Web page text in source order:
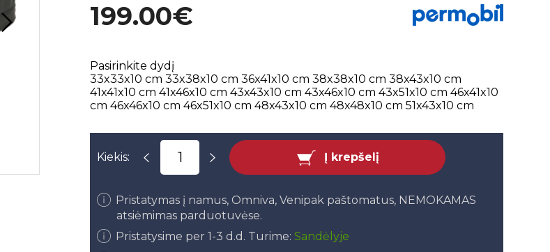
199.00€
Pasirinkite dydį
33x33x10 cm 33x38x10 cm 36x41x10 cm 38x38x10 cm 38x43x10 cm
41x41x10 cm 41x46x10 cm 43x43x10 cm 43x46x10 cm 43x51x10 cm 46x41x10
cm 46x46x10 cm 46x51x10 cm 48x43x10 cm 48x48x10 cm 51x43x10 cm
Kiekis: Į krepšelį
Pristatymas į namus, Omniva, Venipak paštomatus, NEMOKAMAS
atsiėmimas parduotuvėse.
Pristatysime per 1-3 d.d. Turime:Sandėlyje